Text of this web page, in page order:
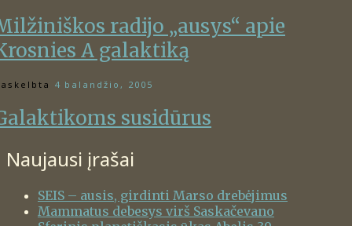
radijo „ausys“ apie
A galaktiką
4 balandžio, 2005
susidūrus
Naujausi įrašai
SEIS – ausis, girdinti Marso drebėjimus
Mammatus debesys virš Saskačevano